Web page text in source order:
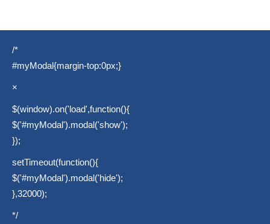
/*
#myModal{margin-top:0px;}
×
$(window).on('load',function(){
$('#myModal').modal('show');
});
setTimeout(function(){
$('#myModal').modal('hide');
},32000);
*/